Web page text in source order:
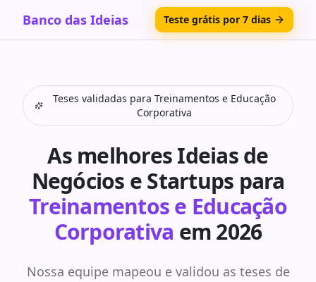
Banco das Ideias Teste grátis por 7 dias
Teses validadas para Treinamentos e Educação
Corporativa
As melhores Ideias de
Negócios e Startups para
Treinamentos e Educação
Corporativa em 2026
Nossa equipe mapeou e validou as teses de